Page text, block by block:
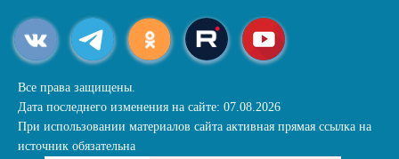
Все права защищены.
Дата последнего изменения на сайте: 07.08.2026
При использовании материалов сайта активная прямая ссылка на
источник обязательна